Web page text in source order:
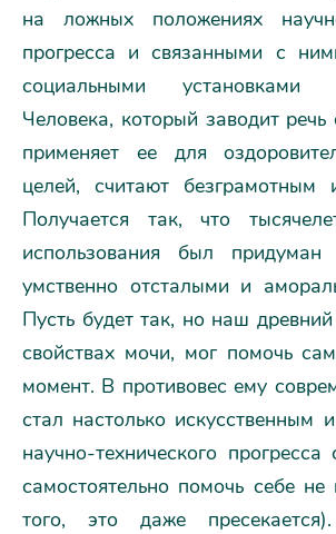
на ложных положениях
прогресса и связанными с
социальными
Человека, который заводит
применяет ее для
целей, считают безграмотным
Получается так, что
использования был
умственно отсталыми и
Пусть будет так, но наш
свойствах мочи, мог помочь
момент. В противовес ему
стал настолько искусственным
научно-технического
самостоятельно помочь себе
того, это даже